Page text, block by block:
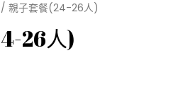
/ 親子套餐(24-26人)
26人)